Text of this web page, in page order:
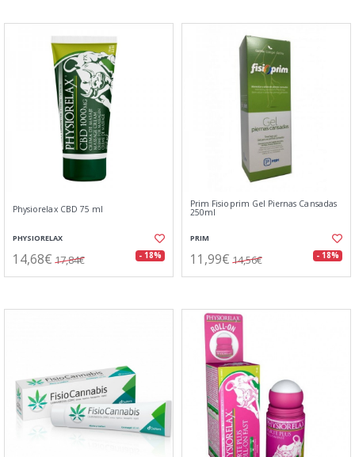
Physiorelax CBD 75 ml
PHYSIORELAX
14,68€ 17,84€ - 18%
Prim Fisioprim Gel Piernas Cansadas
250ml
PRIM
11,99€ 14,56€ - 18%